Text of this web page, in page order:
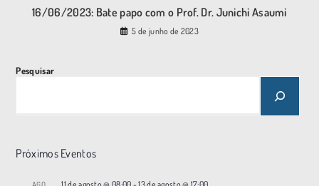
16/06/2023: Bate papo com o Prof. Dr. Junichi Asaumi
5 de junho de 2023
Pesquisar
Próximos Eventos